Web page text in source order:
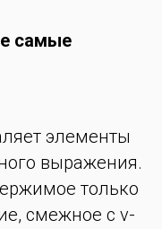
самые
элементы
выражения.
только
смежное с v-